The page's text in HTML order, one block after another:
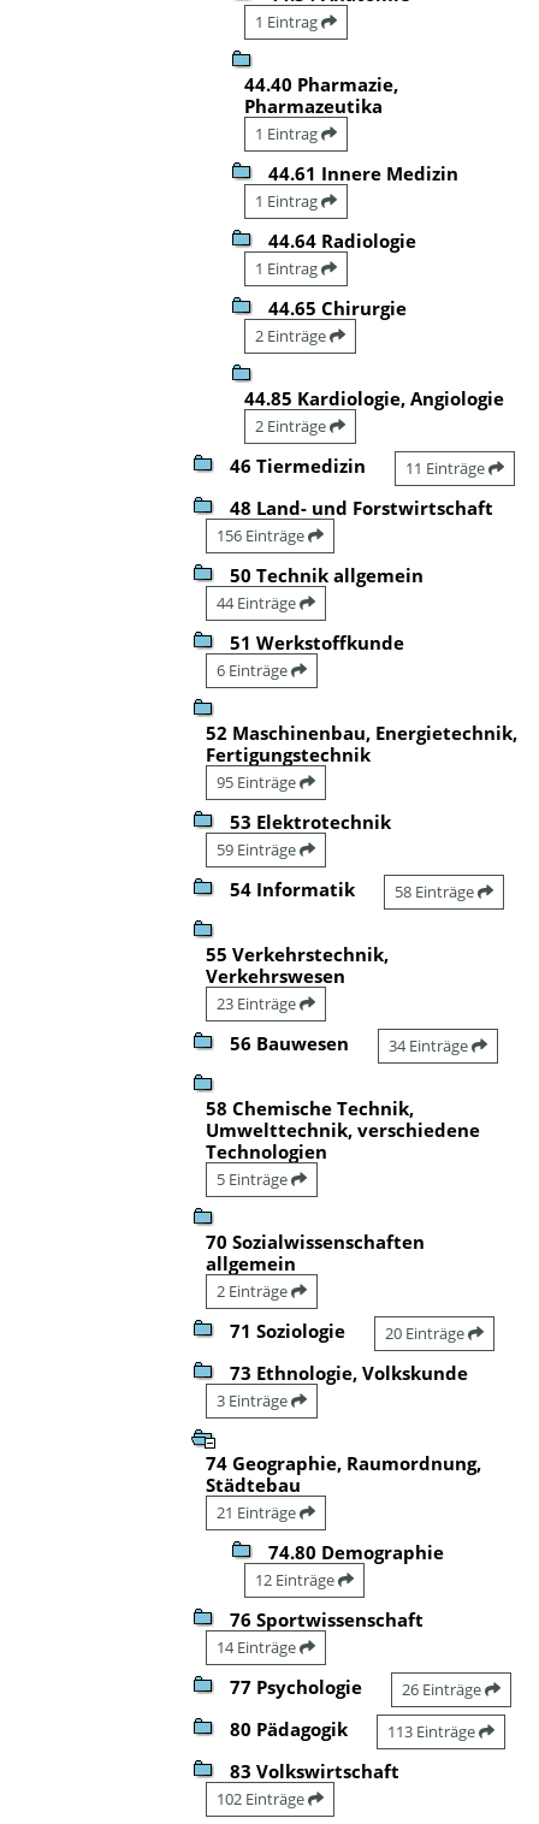
1 Eintrag
44.40 Pharmazie,
Pharmazeutika
1 Eintrag
44.61 Innere Medizin
1 Eintrag
44.64 Radiologie
1 Eintrag
44.65 Chirurgie
2 Einträge
44.85 Kardiologie, Angiologie
2 Einträge
46 Tiermedizin 11 Einträge
48 Land- und Forstwirtschaft
156 Einträge
50 Technik allgemein
44 Einträge
51 Werkstoffkunde
6 Einträge
52 Maschinenbau, Energietechnik,
Fertigungstechnik
95 Einträge
53 Elektrotechnik
59 Einträge
54 Informatik 58 Einträge
55 Verkehrstechnik,
Verkehrswesen
23 Einträge
56 Bauwesen 34 Einträge
58 Chemische Technik,
Umwelttechnik, verschiedene
Technologien
5 Einträge
70 Sozialwissenschaften
allgemein
2 Einträge
71 Soziologie 20 Einträge
73 Ethnologie, Volkskunde
3 Einträge
74 Geographie, Raumordnung,
Städtebau
21 Einträge
74.80 Demographie
12 Einträge
76 Sportwissenschaft
14 Einträge
77 Psychologie 26 Einträge
80 Pädagogik 113 Einträge
83 Volkswirtschaft
102 Einträge